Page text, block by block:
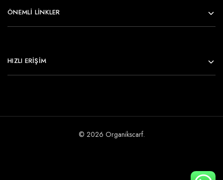
ÖNEMLI LINKLER
HIZLI ERİŞİM
© 2026 Organikscarf.